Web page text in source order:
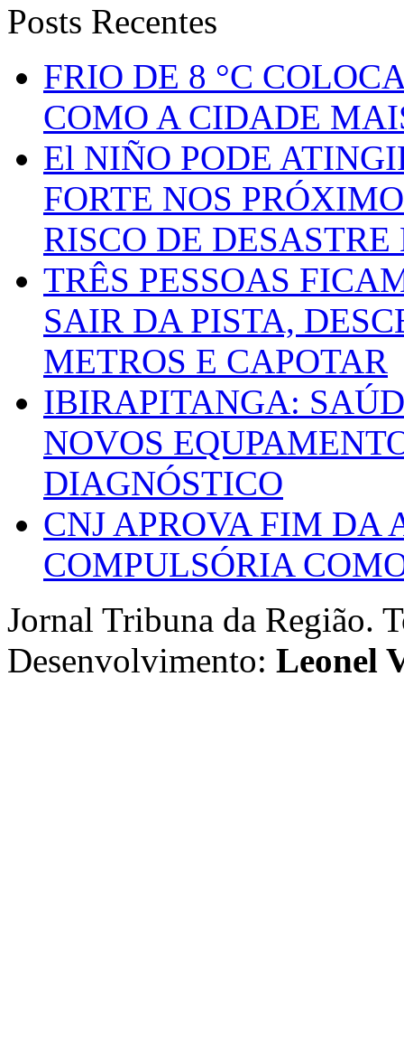
Posts Recentes
FRIO DE 8 °C
COMO A CIDADE
El NIÑO PODE
FORTE NOS
RISCO DE
TRÊS PESSOAS
SAIR DA PISTA,
METROS E CAPOTAR
IBIRAPITANGA:
NOVOS
DIAGNÓSTICO
CNJ APROVA FIM DA
COMPULSÓRIA
Jornal Tribuna da Região.
Desenvolvimento: Leonel